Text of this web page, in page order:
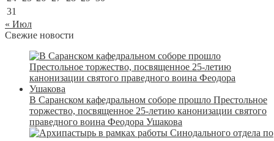
31
« Июл
Свежие новости
В Саранском кафедральном соборе прошло Престольное
торжество, посвященное 25-летию канонизации святого
праведного воина Феодора Ушакова